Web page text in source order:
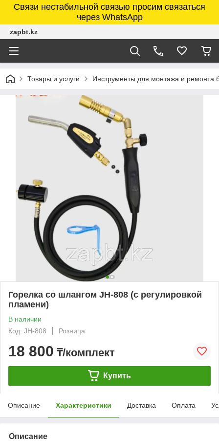
Связи нестабильной связью просим связаться
через WhatsApp
zapbt.kz
Товары и услуги Инструменты для монтажа и ремонта
Горелка со шлангом JH-808 (с регулировкой
пламени)
В наличии
Код: JH-808
Розница
18 800 ₸/комплект
Купить
Описание Характеристики Доставка Оплата
Описание